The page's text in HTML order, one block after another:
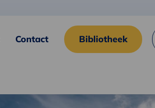
Contact Bibliotheek